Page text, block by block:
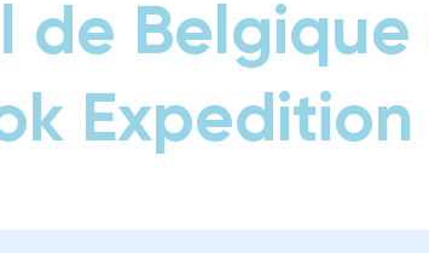
de Belgique
Expedition